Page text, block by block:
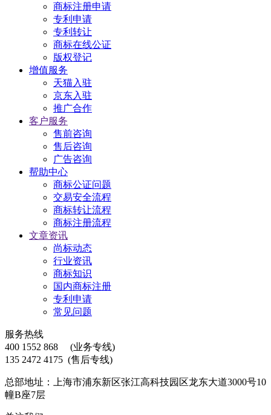
商标注册申请
专利申请
专利转让
商标在线公证
版权登记
增值服务
天猫入驻
京东入驻
推广合作
客户服务
售前咨询
售后咨询
广告咨询
帮助中心
商标公证问题
交易安全流程
商标转让流程
商标注册流程
文章资讯
尚标动态
行业资讯
商标知识
国内商标注册
专利申请
常见问题
服务热线
400 1552 868
(业务专线)
135 2472 4175 (售后专线)
总部地址：上海市浦东新区张江高科技园区龙东大道3000号10
幢B座7层